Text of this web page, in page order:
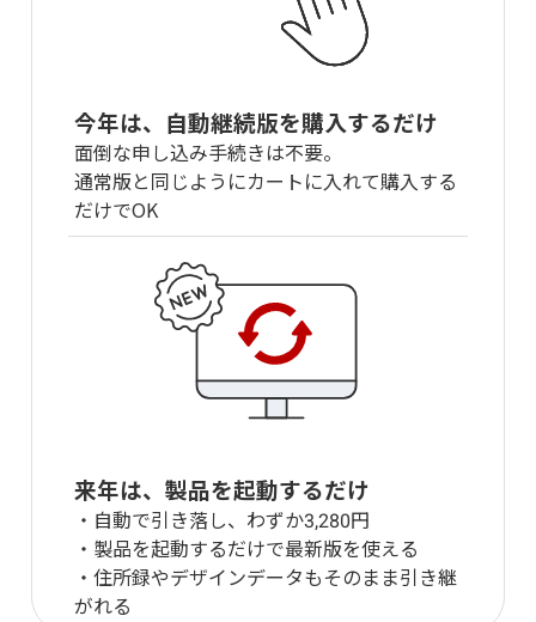
今年は、 を購入するだけ
面倒な申し込み手続きは不要。
通常版と同じようにカートに入れて購入する
だけでOK
来年は、製品を起動するだけ
・自動で引き落し、わずか
円
・製品を起動するだけで最新版を使える
・住所録やデザインデータもそのまま引き継
がれる